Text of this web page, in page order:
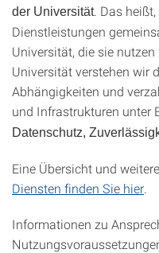
der Universität. Das
Dienstleistungen
Universität, die sie
Universität verstehen wir
Abhängigkeiten und
und Infrastrukturen unter
Datenschutz,
Eine Übersicht und
Diensten finden Sie hier
Informationen zu